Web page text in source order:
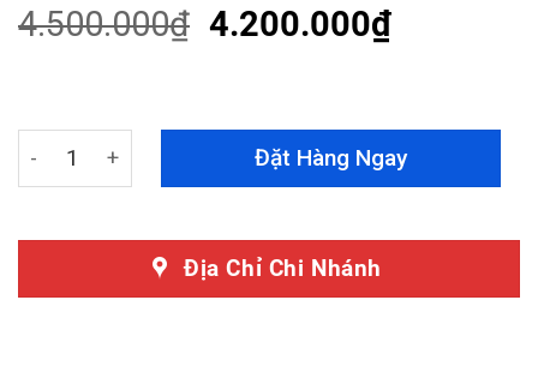
based on
customer
4.500.000₫ 4.200.000₫
Camera Hành Trình VietMap KC01 Pro - Cảnh Báo
Đặt Hàng Ngay
Địa Chỉ Chi Nhánh